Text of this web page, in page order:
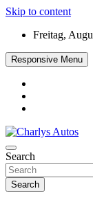
Skip to content
Freitag,
Responsive Menu
Charlys
Das neue
Search
Search